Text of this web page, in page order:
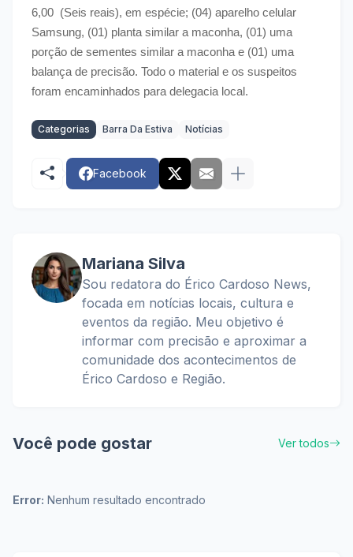
6,00 (Seis reais), em espécie; (04) aparelho celular
Samsung, (01) planta similar a maconha, (01) uma
porção de sementes similar a maconha e (01) uma
balança de precisão. Todo o material e os suspeitos
foram encaminhados para delegacia local.
Categorias Barra Da Estiva Notícias
Facebook
Mariana Silva
Sou redatora do Érico Cardoso News,
focada em notícias locais, cultura e
eventos da região. Meu objetivo é
informar com precisão e aproximar a
comunidade dos acontecimentos de
Érico Cardoso e Região.
Você pode gostar Ver todos
Error: Nenhum resultado encontrado